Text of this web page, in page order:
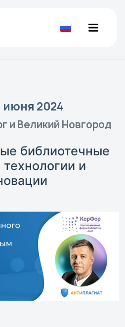
июня 2024
и Великий Новгород
библиотечные
и